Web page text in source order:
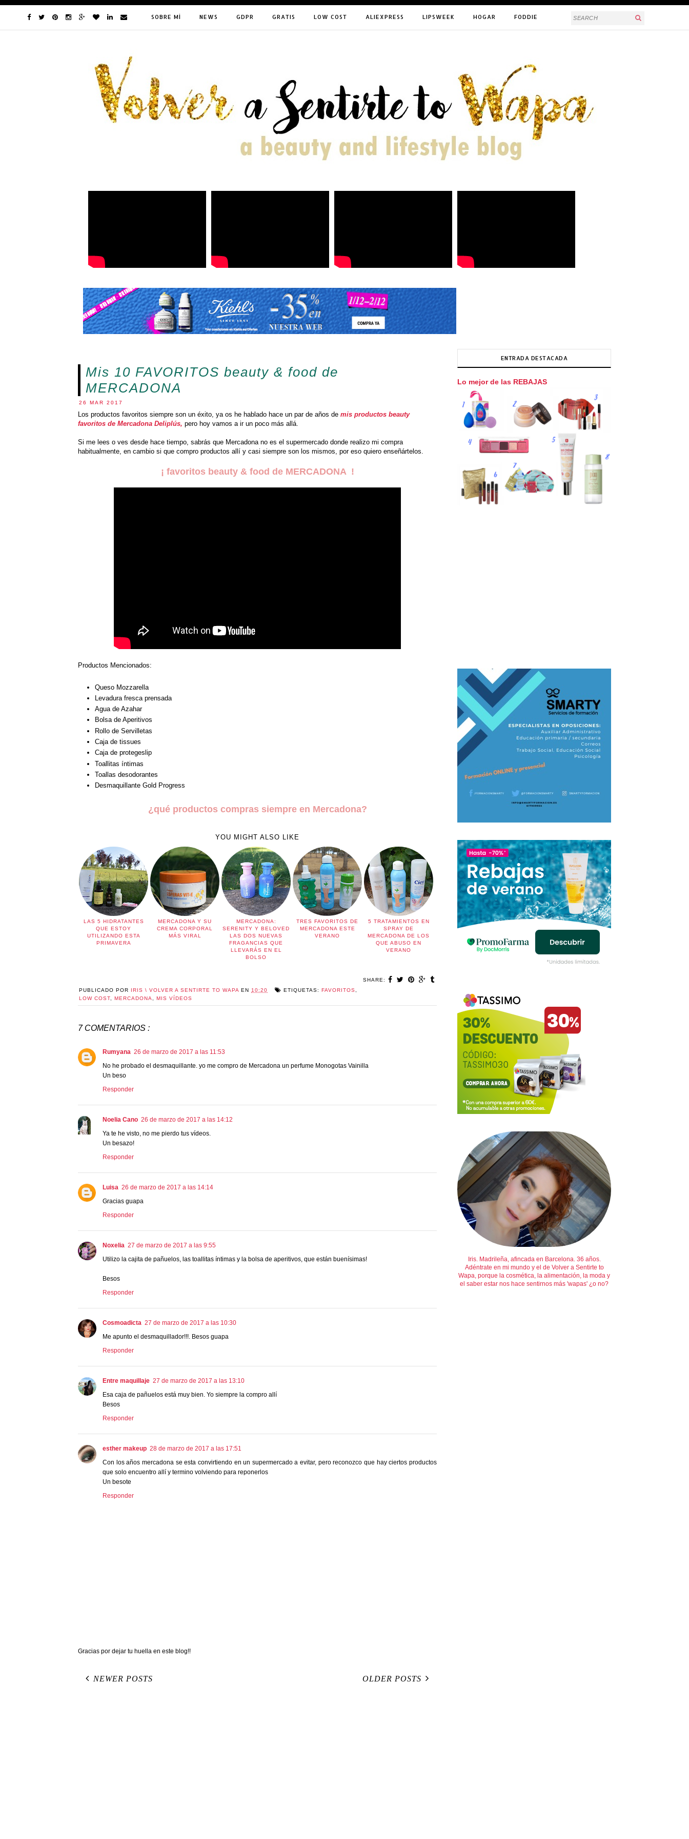
SOBRE MÍ NEWS GDPR GRATIS LOW COST ALIEXPRESS LIPSWEEK HOGAR FODDIE
Mis 10 FAVORITOS beauty & food de
MERCADONA
26 MAR 2017
Los productos favoritos siempre son un éxito, ya os he hablado hace un par de años de mis productos beauty
favoritos de Mercadona Deliplús, pero hoy vamos a ir un poco más allá.
Si me lees o ves desde hace tiempo, sabrás que Mercadona no es el supermercado donde realizo mi compra
habitualmente, en cambio si que compro productos allí y casi siempre son los mismos, por eso quiero enseñártelos.
¡ favoritos beauty & food de MERCADONA !
Productos Mencionados:
Queso Mozzarella
Levadura fresca prensada
Agua de Azahar
Bolsa de Aperitivos
Rollo de Servilletas
Caja de tissues
Caja de protegeslip
Toallitas íntimas
Toallas desodorantes
Desmaquillante Gold Progress
¿qué productos compras siempre en Mercadona?
YOU MIGHT ALSO LIKE
LAS 5 HIDRATANTES
QUE ESTOY
UTILIZANDO ESTA
PRIMAVERA
MERCADONA Y SU
CREMA CORPORAL
MÁS VIRAL
MERCADONA:
SERENITY Y BELOVED
LAS DOS NUEVAS
FRAGANCIAS QUE
LLEVARÁS EN EL
BOLSO
TRES FAVORITOS DE
MERCADONA ESTE
VERANO
5 TRATAMIENTOS EN
SPRAY DE
MERCADONA DE LOS
QUE ABUSO EN
VERANO
SHARE:
PUBLICADO POR IRIS \ VOLVER A SENTIRTE TO WAPA EN 10:20 ETIQUETAS: FAVORITOS
LOW COST
MERCADONA MIS VÍDEOS
7 COMENTARIOS :
Rumyana 26 de marzo de 2017 a las 11:53
No he probado el desmaquillante. yo me compro de Mercadona un perfume Monogotas Vainilla
Un beso
Responder
Noelia Cano 26 de marzo de 2017 a las 14:12
Ya te he visto, no me pierdo tus vídeos.
Un besazo!
Responder
Luisa 26 de marzo de 2017 a las 14:14
Gracias guapa
Responder
Noxelia 27 de marzo de 2017 a las 9:55
Utilizo la cajita de pañuelos, las toallitas íntimas y la bolsa de aperitivos, que están buenísimas!
Besos
Responder
Cosmoadicta 27 de marzo de 2017 a las 10:30
Me apunto el desmaquillador!!!. Besos guapa
Responder
Entre maquillaje 27 de marzo de 2017 a las 13:10
Esa caja de pañuelos está muy bien. Yo siempre la compro allí
Besos
Responder
esther makeup 28 de marzo de 2017 a las 17:51
Con los años mercadona se esta convirtiendo en un supermercado a evitar, pero reconozco que hay ciertos productos
que solo encuentro allí y termino volviendo para reponerlos
Un besote
Responder
Gracias por dejar tu huella en este blog!!
NEWER POSTS OLDER POSTS
ENTRADA DESTACADA
Lo mejor de las REBAJAS
Iris. Madrileña, afincada en Barcelona. 36 años.
Adéntrate en mi mundo y el de Volver a Sentirte to
Wapa, porque la cosmética, la alimentación, la moda y
el saber estar nos hace sentirnos más 'wapas' ¿o no?